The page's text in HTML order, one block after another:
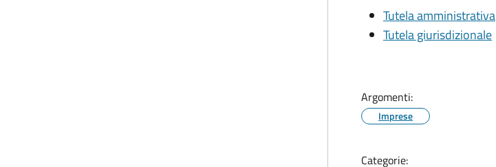
Tutela amministrativa
Tutela giurisdizionale
Argomenti:
Imprese
Categorie: